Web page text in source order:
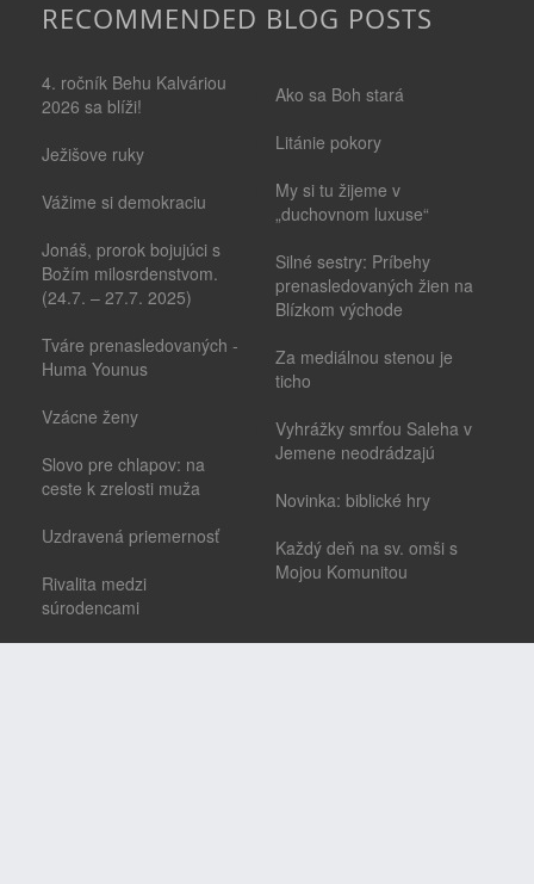
RECOMMENDED BLOG POSTS
4. ročník Behu Kalváriou
2026 sa blíži!
Ježišove ruky
Vážime si demokraciu
Jonáš, prorok bojujúci s
Božím milosrdenstvom.
(24.7. – 27.7. 2025)
Tváre prenasledovaných -
Huma Younus
Vzácne ženy
Slovo pre chlapov: na
ceste k zrelosti muža
Uzdravená priemernosť
Rivalita medzi
súrodencami
Ako sa Boh stará
Litánie pokory
My si tu žijeme v
„duchovnom luxuse“
Silné sestry: Príbehy
prenasledovaných žien na
Blízkom východe
Za mediálnou stenou je
ticho
Vyhrážky smrťou Saleha v
Jemene neodrádzajú
Novinka: biblické hry
Každý deň na sv. omši s
Mojou Komunitou